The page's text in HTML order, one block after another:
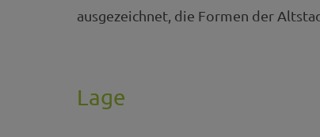
ausgezeichnet, die Formen der
Lage